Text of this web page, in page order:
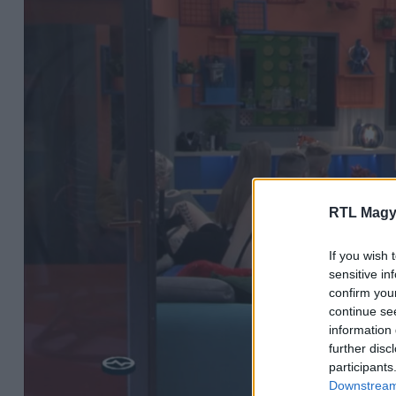
RTL
If you wish
sensitive
confirm
continue
information
further